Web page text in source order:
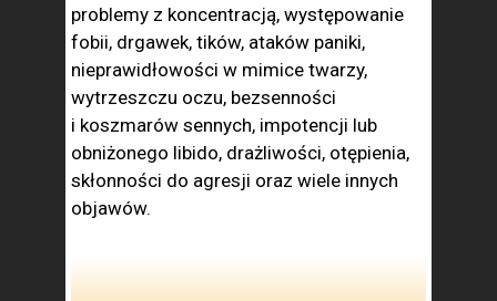
problemy z koncentracją, występowanie
fobii, drgawek, tików, ataków paniki,
nieprawidłowości w mimice twarzy,
wytrzeszczu oczu, bezsenności
i koszmarów sennych, impotencji lub
obniżonego libido, drażliwości, otępienia,
skłonności do agresji oraz wiele innych
objawów.